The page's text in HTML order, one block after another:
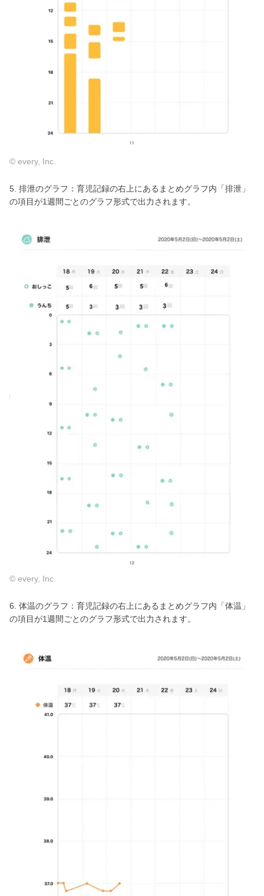
© every, Inc.
5. 排泄のグラフ：育児記録の右上にあるまとめグラフ内「排泄」
の項目が1週間ごとのグラフ形式で出力されます。
© every, Inc.
6. 体温のグラフ：育児記録の右上にあるまとめグラフ内「体温」
の項目が1週間ごとのグラフ形式で出力されます。